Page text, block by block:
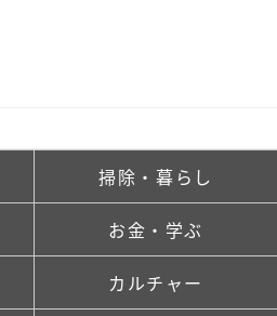
掃除・暮らし
お金・学ぶ
カルチャー